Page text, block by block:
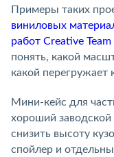
Примеры таких
виниловых
работ Creative
понять, какой
какой перегружает
Мини-кейс для
хороший заводской
снизить высоту
спойлер и